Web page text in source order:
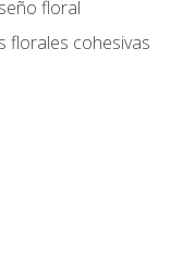
floral
florales cohesivas